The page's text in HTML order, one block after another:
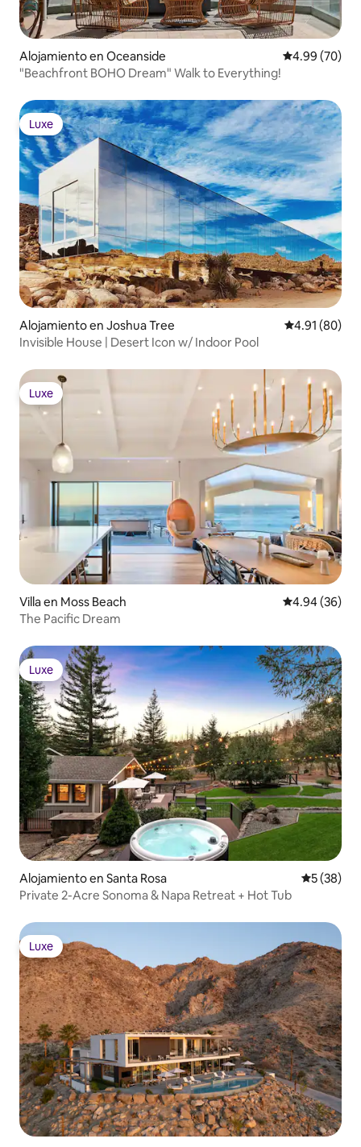
Alojamiento en Oceanside Calificación
4.99 (70)
"Beachfront BOHO Dream" Walk to Everything!
Luxe
Luxe
Alojamiento en Joshua Tree Calificación
4.91 (80)
Invisible House | Desert Icon w/ Indoor Pool
Luxe
Luxe
Villa en Moss Beach Calificación
4.94 (36)
The Pacific Dream
Luxe
Luxe
Alojamiento en Santa Rosa
5 (38)
Private 2-Acre Sonoma & Napa Retreat + Hot Tub
Luxe
Luxe